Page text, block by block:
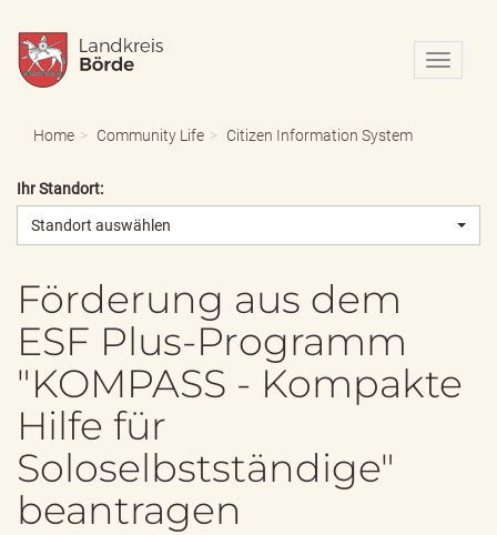
N
a
o
/
a
Home Community Life Citizen Information System
Ihr Standort:
Standort auswählen
Förderung aus dem
ESF Plus-Programm
"KOMPASS - Kompakte
Hilfe für
Soloselbstständige"
beantragen